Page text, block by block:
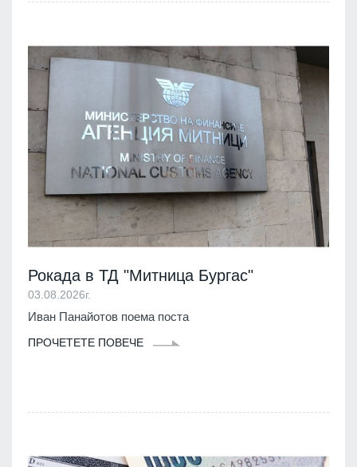
Рокада в ТД "Митница Бургас"
03.08.2026г.
Иван Панайотов поема поста
ПРОЧЕТЕТЕ ПОВЕЧЕ